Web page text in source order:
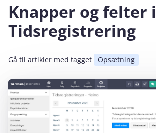
Knapper og felter i
Tidsregistrering
Gå til artikler med tagget Opsætning